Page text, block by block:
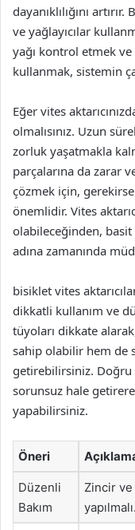
dayanıklılığını
ve yağlayıcılar
yağı kontrol etmek
kullanmak, sistemin
Eğer vites
olmalısınız. Uzun
zorluk yaşatmakla
parçalarına da zarar
çözmek için,
önemlidir. Vites
olabileceğinden,
adına zamanında
bisiklet vites
dikkatli kullanım ve
tüyoları dikkate
sahip olabilir hem de
getirebilirsiniz. Doğru
sorunsuz hale
yapabilirsiniz.
Öneri
Düzenli
Bakım
Zincir
yapılmalı.